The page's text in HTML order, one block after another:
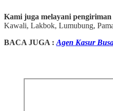
Kami juga melayani
Kawali, Lakbok, Lumubung,
BACA JUGA : Agen Kasur